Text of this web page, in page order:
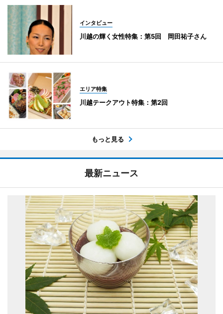
インタビュー
川越の輝く女性特集：第5回 岡田祐子さん
エリア特集
川越テークアウト特集：第2回
もっと見る
最新ニュース